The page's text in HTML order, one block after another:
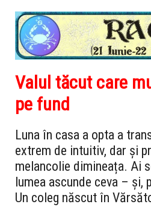
Valul tăcut care
pe fund
Luna în casa a opta a
extrem de intuitiv, dar și
melancolie dimineața. Ai
lumea ascunde ceva – și,
Un coleg născut în